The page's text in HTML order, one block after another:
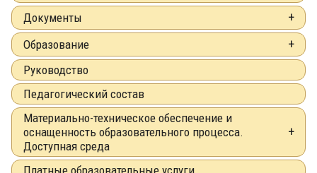
Документы
Образование
Руководство
Педагогический состав
Материально-техническое обеспечение и
оснащенность образовательного процесса.
Доступная среда
Платные образовательные услуги